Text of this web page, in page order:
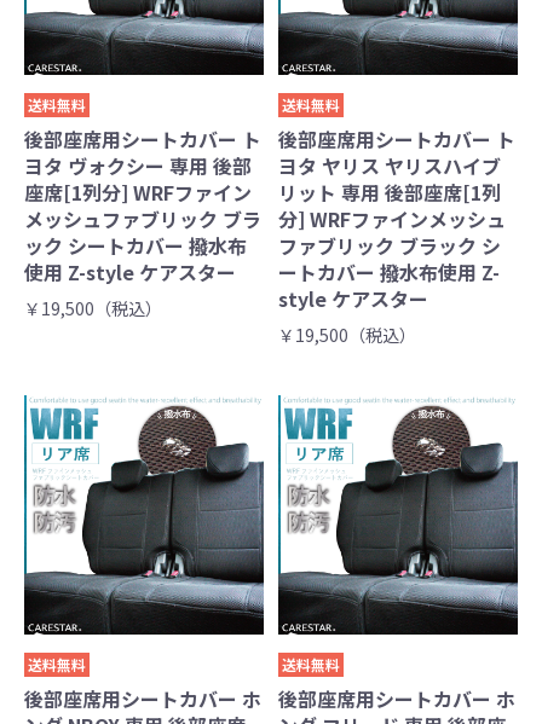
送料無料
後部座席用シートカバー ト
ヨタ ヴォクシー 専用 後部
座席[1列分] WRFファイン
メッシュファブリック ブラ
ック シートカバー 撥水布
使用 Z-style ケアスター
￥19,500（税込）
送料無料
後部座席用シートカバー ト
ヨタ ヤリス ヤリスハイブ
リット 専用 後部座席[1列
分] WRFファインメッシュ
ファブリック ブラック シ
ートカバー 撥水布使用 Z-
style ケアスター
￥19,500（税込）
送料無料
後部座席用シートカバー ホ
送料無料
後部座席用シートカバー ホ